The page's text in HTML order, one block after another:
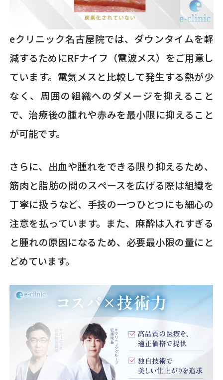
eクリニック名古屋院では、ダウンタイムを軽
減するためにRFナイフ（電波メス）をご用意し
ています。電気メスと比較して発生する熱が少
なく、周囲の組織へのダメージを抑えること
で、治療後の腫れや赤みを最小限に抑えること
が可能です。
さらに、出血や腫れをできる限り抑えるため、
筋肉と脂肪の間のスペースを広げる際は組織を
丁寧に扱うなど、手技の一つひとつにも細心の
注意を払っています。また、麻酔は入れすぎる
と腫れの原因になるため、必要最小限の量にと
どめています。